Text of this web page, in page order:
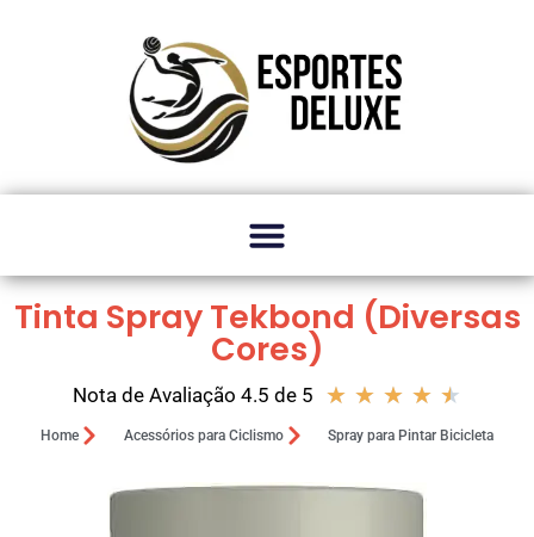
Tinta Spray Tekbond (Diversas
Cores)
Nota de Avaliação 4.5 de 5 ★ ★ ★ ★ ★
Home Acessórios para Ciclismo Spray para Pintar Bicicleta